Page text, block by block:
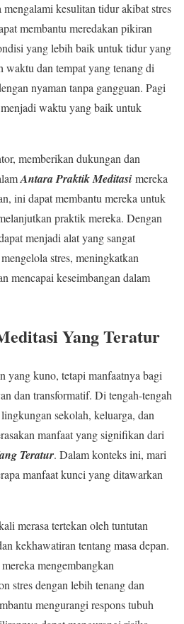
kesulitan tidur akibat stres
membantu meredakan pikiran
yang lebih baik untuk tidur yang
dan tempat yang tenang di
nyaman tanpa gangguan. Pagi
waktu yang baik untuk
memberikan dukungan dan
Antara Praktik Meditasi mereka
ini dapat membantu mereka untuk
praktik mereka. Dengan
menjadi alat yang sangat
stres, meningkatkan
mencapai keseimbangan dalam
Yang Teratur
yang kuno, tetapi manfaatnya bagi
dan transformatif. Di tengah-tengah
sekolah, keluarga, dan
manfaat yang signifikan dari
Teratur. Dalam konteks ini, mari
manfaat kunci yang ditawarkan
merasa tertekan oleh tuntutan
kekhawatiran tentang masa depan.
mengembangkan
stres dengan lebih tenang dan
mengurangi respons tubuh